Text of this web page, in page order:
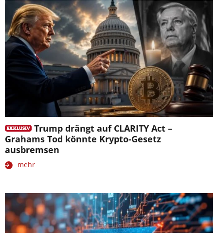
Trump drängt auf CLARITY Act –
Grahams Tod könnte Krypto-Gesetz
ausbremsen
mehr